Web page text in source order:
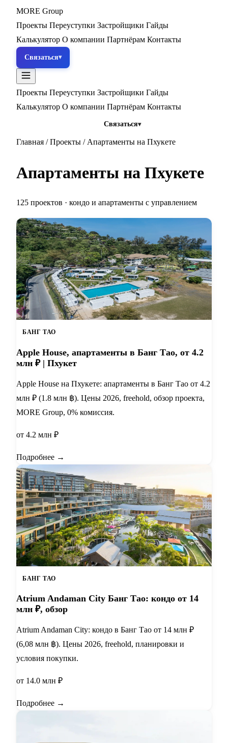
MORE Group
Проекты Переуступки Застройщики Гайды
Калькулятор О компании Партнёрам Контакты
Связаться
Проекты Переуступки Застройщики Гайды
Калькулятор О компании Партнёрам Контакты
Связаться
Главная / Проекты / Апартаменты на Пхукете
Апартаменты на Пхукете
125 проектов · кондо и апартаменты с управлением
БАНГ ТАО
Apple House, апартаменты в Банг Тао, от 4.2
млн ₽ | Пхукет
Apple House на Пхукете: апартаменты в Банг Тао от 4.2
млн ₽ (1.8 млн ฿). Цены 2026, freehold, обзор проекта,
MORE Group, 0% комиссия.
от 4.2 млн ₽
Подробнее →
БАНГ ТАО
Atrium Andaman City Банг Тао: кондо от 14
млн ₽, обзор
Atrium Andaman City: кондо в Банг Тао от 14 млн ₽
(6,08 млн ฿). Цены 2026, freehold, планировки и
условия покупки.
от 14.0 млн ₽
Подробнее →